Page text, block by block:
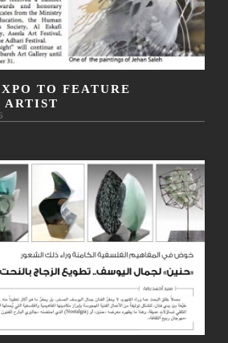
TO FEATURE
ARTIST